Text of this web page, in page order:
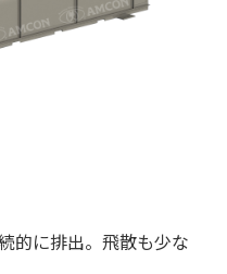
的に排出。飛散も少な